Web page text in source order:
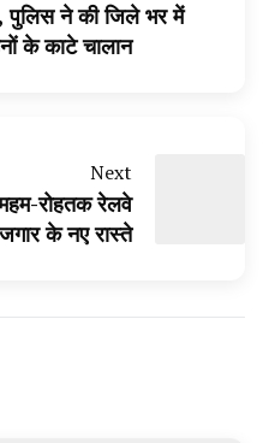
पुलिस ने की जिले भर में
के काटे चालान
Next
महम-रोहतक रेलवे
के नए रास्ते